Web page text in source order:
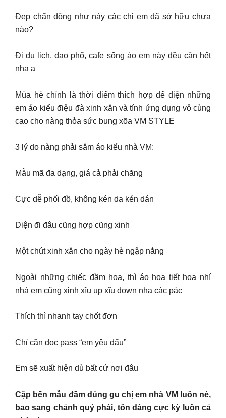
Đẹp chấn động như này các chị em đã sở hữu chưa
nào?
Đi du lịch, dạo phố, cafe sống ảo em này đều cân hết
nha ạ
Mùa hè chính là thời điểm thích hợp để diện những
em áo kiểu điệu đà xinh xắn và tính ứng dụng vô cùng
cao cho nàng thỏa sức bung xõa VM STYLE
3 lý do nàng phải sắm áo kiểu nhà VM:
Mẫu mã đa dạng, giá cả phải chăng
Cực dễ phối đồ, không kén da kén dán
Diện đi đâu cũng hợp cũng xinh
Một chút xinh xắn cho ngày hè ngập nắng
Ngoài những chiếc đầm hoa, thì áo họa tiết hoa nhí
nhà em cũng xinh xĩu up xĩu down nha các pác
Thích thì nhanh tay chốt đơn
Chỉ cần đọc pass “em yêu dấu”
Em sẽ xuất hiện dù bất cứ nơi đâu
Cập bến mẫu đầm dúng gu chị em nhà VM luôn nè,
bao sang chảnh quý phái, tôn dáng cực kỳ luôn cả